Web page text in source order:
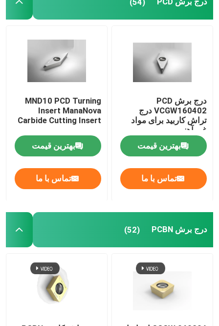
خانه
دربارهی ما
درج برش PCD
VCGW160402 درج
تراش کاربید برای مواد
غیر آهنی
بهترین قیمت
تماس با ما
MND10 PCD Turning
Insert ManaNova
Carbide Cutting Insert
بهترین قیمت
تماس با ما
درج برش PCBN (52)